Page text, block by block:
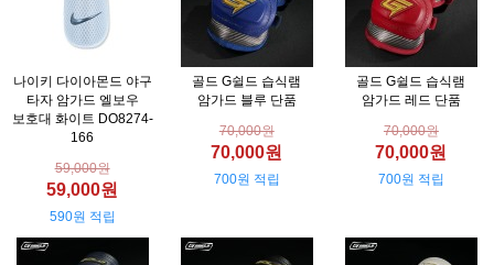
나이키 다이아몬드 야구
타자 암가드 엘보우
보호대 화이트 DO8274-
166
59,000원
59,000원
590원 적립
골드 G쉴드 습식램
암가드 블루 단품
70,000원
70,000원
700원 적립
골드 G쉴드 습식램
암가드 레드 단품
70,000원
70,000원
700원 적립